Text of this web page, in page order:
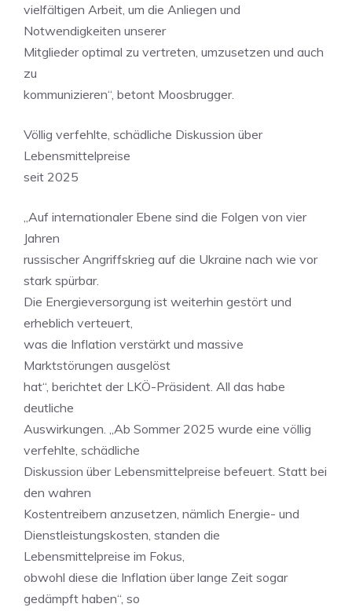
vielfältigen Arbeit, um die Anliegen und
Notwendigkeiten unserer
Mitglieder optimal zu vertreten, umzusetzen und auch
zu
kommunizieren“, betont Moosbrugger.
Völlig verfehlte, schädliche Diskussion über
Lebensmittelpreise
seit 2025
„Auf internationaler Ebene sind die Folgen von vier
Jahren
russischer Angriffskrieg auf die Ukraine nach wie vor
stark spürbar.
Die Energieversorgung ist weiterhin gestört und
erheblich verteuert,
was die Inflation verstärkt und massive
Marktstörungen ausgelöst
hat“, berichtet der LKÖ-Präsident. All das habe
deutliche
Auswirkungen. „Ab Sommer 2025 wurde eine völlig
verfehlte, schädliche
Diskussion über Lebensmittelpreise befeuert. Statt bei
den wahren
Kostentreibern anzusetzen, nämlich Energie- und
Dienstleistungskosten, standen die
Lebensmittelpreise im Fokus,
obwohl diese die Inflation über lange Zeit sogar
gedämpft haben“, so